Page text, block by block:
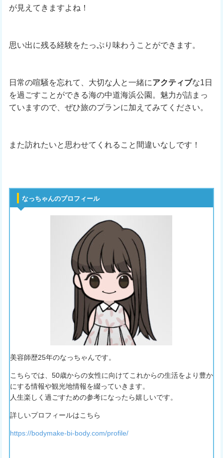
が見えてきますよね！
思い出に残る経験をたっぷり味わうことができます。
日常の喧騒を忘れて、大切な人と一緒にアクティブな1日
を過ごすことができる海の中道海浜公園。魅力が詰まっ
ていますので、ぜひ旅のプランに加えてみてください。
また訪れたいと思わせてくれること間違いなしです！
なっちゃんのプロフィール
美容師歴25年のなっちゃんです。
こちらでは、50歳からの女性に向けてこれからの生活をより豊か
にする情報や観光地情報を綴っていきます。
人生楽しく過ごすための参考になったら嬉しいです。
詳しいプロフィールはこちら
https://bodymake-bi-body.com/profile/